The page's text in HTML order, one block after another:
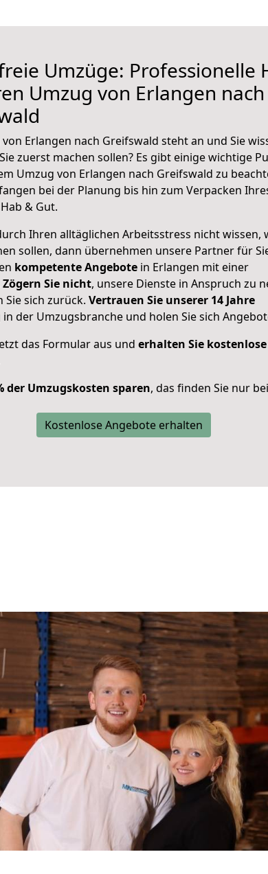
Umzüge: Professionelle
Umzug von Erlangen nach
Erlangen nach Greifswald steht an und Sie
zuerst machen sollen? Es gibt einige wichtige
Umzug von Erlangen nach Greifswald zu
bei der Planung bis hin zum Verpacken
& Gut.
Ihren alltäglichen Arbeitsstress nicht wissen,
sollen, dann übernehmen unsere Partner für
kompetente Angebote in Erlangen mit einer
Zögern Sie nicht, unsere Dienste in Anspruch zu
Sie sich zurück. Vertrauen Sie unserer 14 Jahre
in der Umzugsbranche und holen Sie sich
das Formular aus und erhalten Sie kostenlose
der Umzugskosten sparen, das finden Sie nur
Kostenlose Angebote erhalten